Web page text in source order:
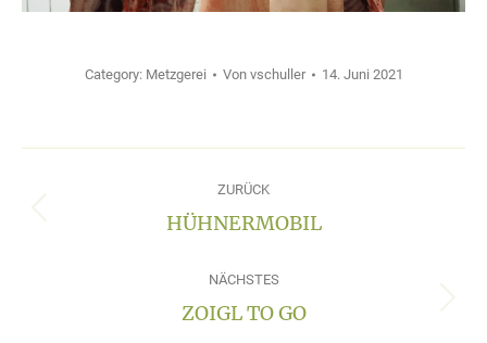
Category: Metzgerei Von vschuller 14. Juni 2021
NAVIGATION
ZURÜCK
Vorheriges
HÜHNERMOBIL
NÄCHSTES
Nächstes
ZOIGL TO GO